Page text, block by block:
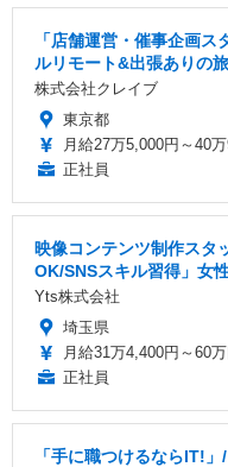
「店舗運営・催事企画
ルリモート&出張ありの
株式会社クレイブ
東京都
月給27万5,000円～40
正社員
映像コンテンツ制作スタ
OK/SNSスキル習得」女
Yts株式会社
埼玉県
月給31万4,400円～60
正社員
「手に職つけるならIT!